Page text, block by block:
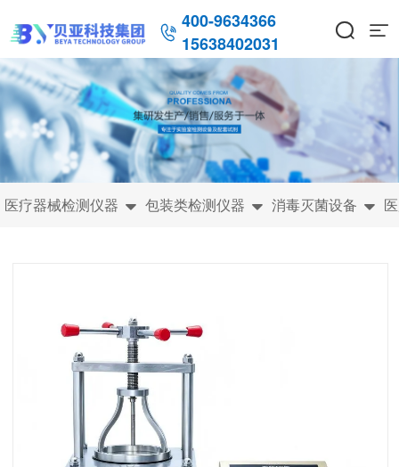
 400-9634366
15638402031
 
医疗器械检测仪器  包装类检测仪器  消毒灭菌设备 